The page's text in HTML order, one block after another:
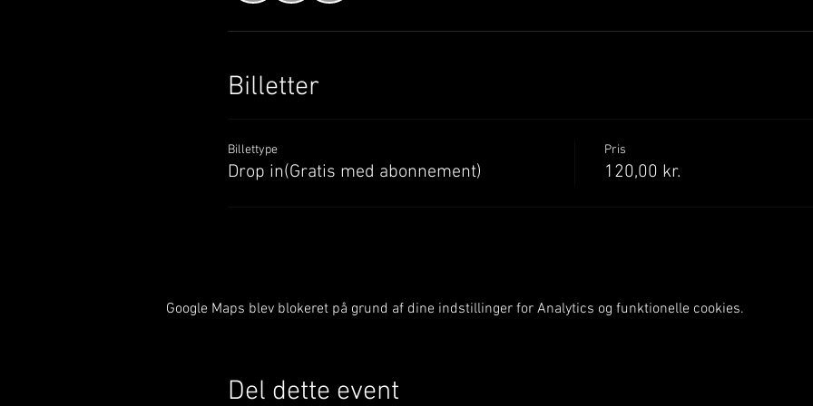
Billetter
Billettype
Drop in(Gratis med abonnement)
Pris
120,00 kr.
Google Maps blev blokeret på grund af dine indstillinger for Analytics og funktionelle cookies.
Del dette event